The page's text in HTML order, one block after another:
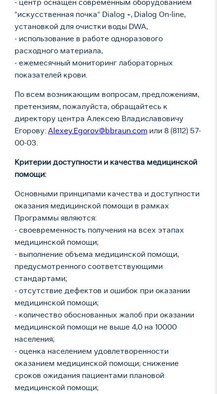
- центр оснащен современным оборудованием
"искусственная почка" Dialog +, Dialog On-line,
установкой для очистки воды DWA,
- использование в работе одноразового
расходного материала,
- ежемесячный мониторинг лабораторных
показателей крови.
По всем возникающим вопросам, предложениям,
претензиям, пожалуйста, обращайтесь к
директору центра Алексею Владиславовичу
Егорову: Alexey.Egorov@bbraun.com или 8 (8112) 57-
00-03.
Критерии доступности и качества медицинской
помощи:
Основными принципами качества и доступности
оказания медицинской помощи в рамках
Программы являются:
- своевременность получения на всех этапах
медицинской помощи;
- выполнение объема медицинской помощи,
предусмотренного соответствующими
стандартами;
- отсутствие дефектов и ошибок при оказании
медицинской помощи;
- количество обоснованных жалоб при оказании
медицинской помощи не выше 4,0 на 10000
населения;
- оценка населением удовлетворенности
оказанием медицинской помощи; снижение
сроков ожидания пациентами плановой
медицинской помощи;